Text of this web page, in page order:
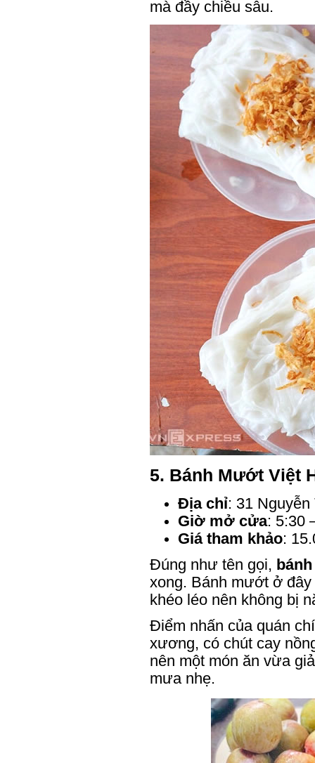
mà đầy chiều sâu.
5. Bánh Mướt Việt
Địa chỉ: 31
Giờ mở cửa: 5:30
Giá tham khảo:
Đúng như tên gọi,
xong. Bánh mướt ở
khéo léo nên không bị
Điểm nhấn của quán
xương, có chút cay
nên một món ăn vừa
mưa nhẹ.